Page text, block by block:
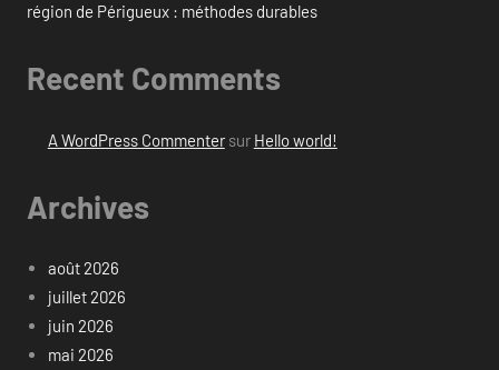
région de Périgueux : méthodes durables
Recent Comments
A WordPress Commentersur Hello world!
Archives
août 2026
juillet 2026
juin 2026
mai 2026